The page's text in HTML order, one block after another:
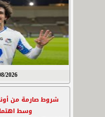
04/08/
شروط صارمة من
وسط